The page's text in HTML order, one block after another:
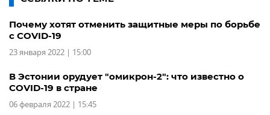
Почему хотят отменить защитные меры по борьбе
с COVID-19
23 января 2022 | 15:00
В Эстонии орудует "омикрон-2": что известно о
COVID-19 в стране
06 февраля 2022 | 15:45